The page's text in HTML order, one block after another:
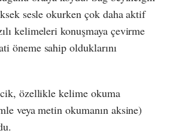
sesle okurken çok daha aktif
kelimeleri konuşmaya çevirme
öneme sahip olduklarını
özellikle kelime okuma
veya metin okumanın aksine)